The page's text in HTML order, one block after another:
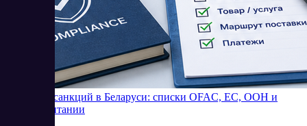
Проверка санкций в Беларуси: списки OFAC, ЕС, ООН и
Великобритании